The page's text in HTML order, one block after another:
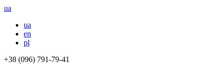
ua
ua
en
pl
+38 (096) 791-79-41